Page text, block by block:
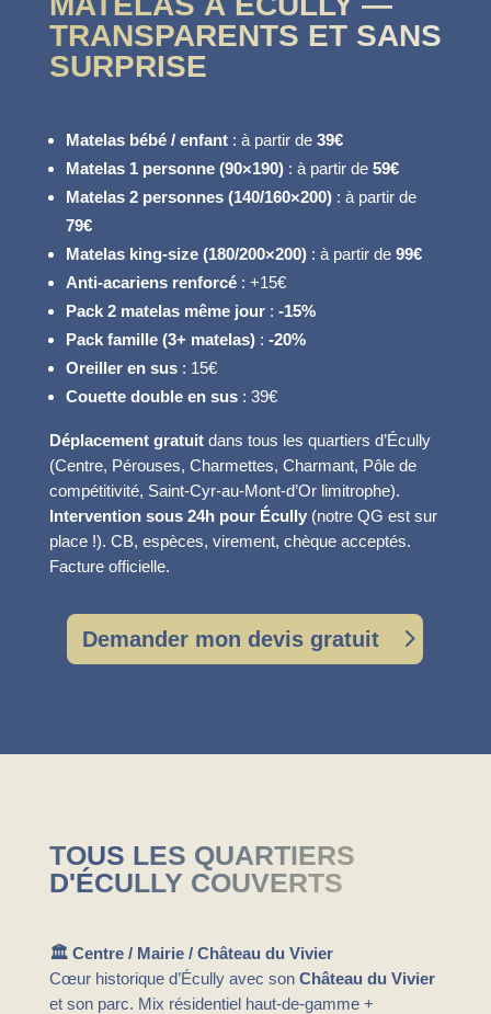
TRANSPARENTS ET SANS
SURPRISE
Matelas bébé / enfant: à partir de 39€
Matelas 1 personne (90×190): à partir de 59€
Matelas 2 personnes (140/160×200): à partir de
79€
Matelas king-size (180/200×200): à partir de 99€
Anti-acariens renforcé: +15€
Pack 2 matelas même jour: -15%
Pack famille (3+ matelas): -20%
Oreiller en sus: 15€
Couette double en sus: 39€
Déplacement gratuitdans tous les quartiers d’Écully
(Centre, Pérouses, Charmettes, Charmant, Pôle de
compétitivité, Saint-Cyr-au-Mont-d’Or limitrophe).
Intervention sous 24h pour Écully(notre QG est sur
place !). CB, espèces, virement, chèque acceptés.
Facture officielle.
Demander mon devis gratuit
TOUS LES QUARTIERS
D'ÉCULLY COUVERTS
🏛️ Centre / Mairie / Château du Vivier
Cœur historique d’Écully avec son Château du Vivier
et son parc. Mix résidentiel haut-de-gamme +